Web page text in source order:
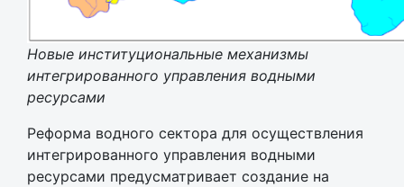
Новые институциональные механизмы
интегрированного управления водными
ресурсами
Реформа водного сектора для осуществления
интегрированного управления водными
ресурсами предусматривает создание на